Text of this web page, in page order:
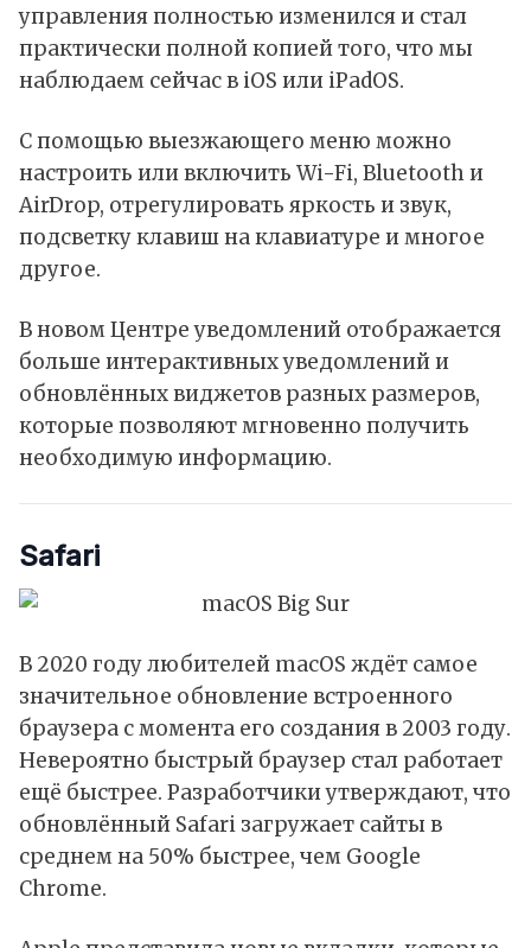
управления полностью изменился и стал
практически полной копией того, что мы
наблюдаем сейчас в iOS или iPadOS.
С помощью выезжающего меню можно
настроить или включить Wi-Fi, Bluetooth и
AirDrop, отрегулировать яркость и звук,
подсветку клавиш на клавиатуре и многое
другое.
В новом Центре уведомлений отображается
больше интерактивных уведомлений и
обновлённых виджетов разных размеров,
которые позволяют мгновенно получить
необходимую информацию.
Safari
В 2020 году любителей macOS ждёт самое
значительное обновление встроенного
браузера с момента его создания в 2003 году.
Невероятно быстрый браузер стал работает
ещё быстрее. Разработчики утверждают, что
обновлённый Safari загружает сайты в
среднем на 50% быстрее, чем Google
Chrome.